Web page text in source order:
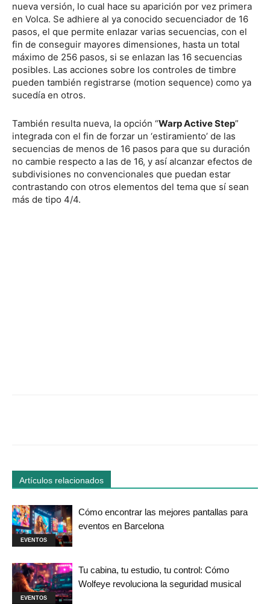
nueva versión, lo cual hace su aparición por vez primera
en Volca. Se adhiere al ya conocido secuenciador de 16
pasos, el que permite enlazar varias secuencias, con el
fin de conseguir mayores dimensiones, hasta un total
máximo de 256 pasos, si se enlazan las 16 secuencias
posibles. Las acciones sobre los controles de timbre
pueden también registrarse (motion sequence) como ya
sucedía en otros.
También resulta nueva, la opción “Warp Active Step”
integrada con el fin de forzar un ‘estiramiento’ de las
secuencias de menos de 16 pasos para que su duración
no cambie respecto a las de 16, y así alcanzar efectos de
subdivisiones no convencionales que puedan estar
contrastando con otros elementos del tema que sí sean
más de tipo 4/4.
Artículos relacionados
EVENTOS
Cómo encontrar las mejores pantallas para
eventos en Barcelona
EVENTOS
Tu cabina, tu estudio, tu control: Cómo
Wolfeye revoluciona la seguridad musical